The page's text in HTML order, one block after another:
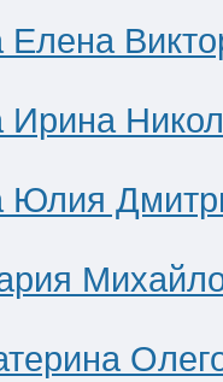
Елена
Ирина
Юлия